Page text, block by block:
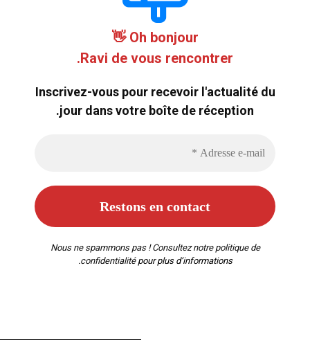
Oh bonjour 👋
Ravi de vous rencontrer.
Inscrivez-vous pour recevoir l'actualité du
jour dans votre boîte de réception.
Nous ne spammons pas ! Consultez notre politique de
confidentialitépour plus d’informations.